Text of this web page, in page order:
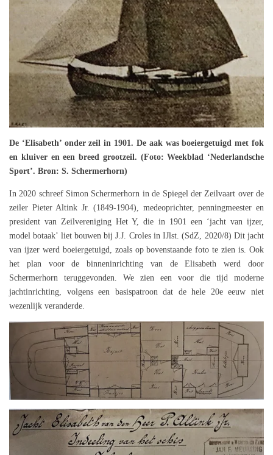
De ‘Elisabeth’ onder zeil in 1901. De aak was boeiergetuigd met fok
en kluiver en een breed grootzeil. (Foto: Weekblad ‘Nederlandsche
Sport’. Bron: S. Schermerhorn)
In 2020 schreef Simon Schermerhorn in de Spiegel der Zeilvaart over de
zeiler Pieter Altink Jr. (1849-1904), medeoprichter, penningmeester en
president van Zeilvereniging Het Y, die in 1901 een ‘jacht van ijzer,
model botaak’ liet bouwen bij J.J. Croles in IJlst. (SdZ, 2020/8) Dit jacht
van ijzer werd boeiergetuigd, zoals op bovenstaande foto te zien is. Ook
het plan voor de binneninrichting van de Elisabeth werd door
Schermerhorn teruggevonden. We zien een voor die tijd moderne
jachtinrichting, volgens een basispatroon dat de hele 20e eeuw niet
wezenlijk veranderde.